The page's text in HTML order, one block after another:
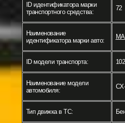
ID идентификатора марки
транспортного средства:
72
Наименование
идентификатора марки авто:
ID модели транспорта:
Наименование модели
автомобиля:
Тип движка в ТС: